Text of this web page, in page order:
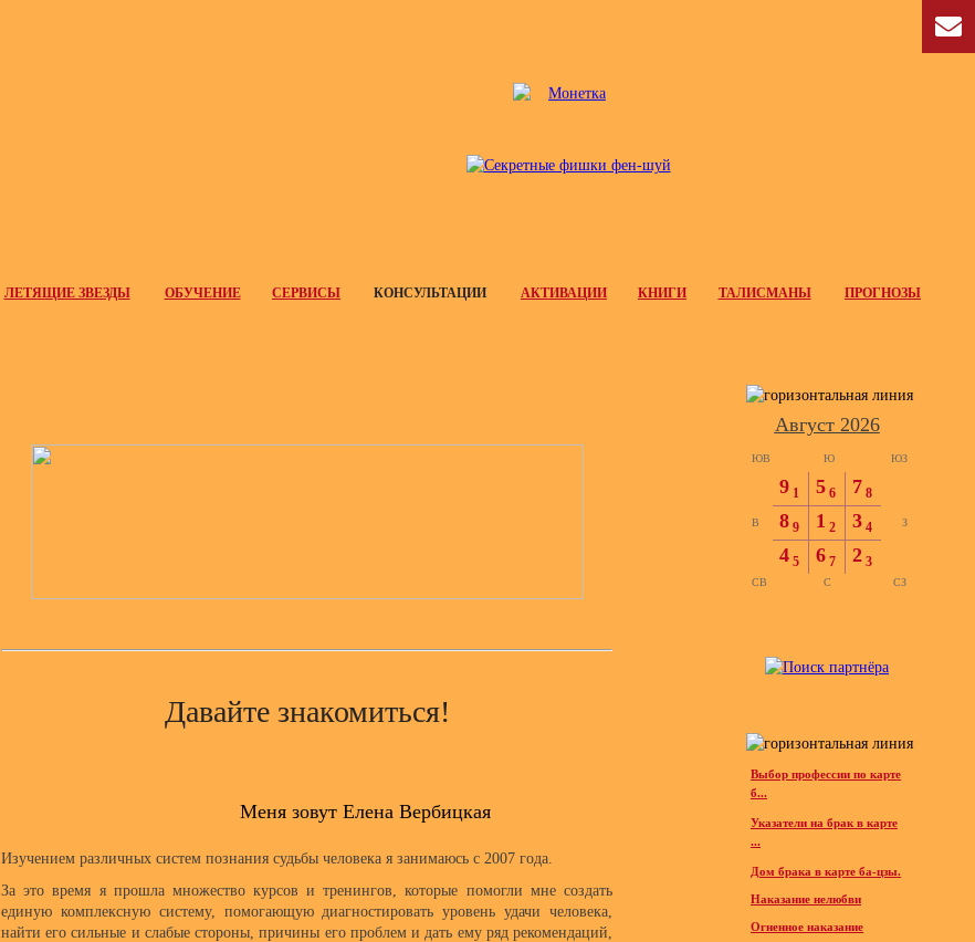
ЛЕТЯЩИЕ ЗВЕЗДЫ ОБУЧЕНИЕ СЕРВИСЫ КОНСУЛЬТАЦИИ АКТИВАЦИИ КНИГИ ТАЛИСМАНЫ ПРОГНОЗЫ
Давайте знакомиться!
Меня зовут Елена Вербицкая
Изучением различных систем познания судьбы человека я занимаюсь с 2007 года.
За это время я прошла множество курсов и тренингов, которые помогли мне создать
единую комплексную систему, помогающую диагностировать уровень удачи человека,
найти его сильные и слабые стороны, причины его проблем и дать ему ряд рекомендаций,
Август 2026
ЮВ
9 1
Ю
5 6
ЮЗ
7 8
В 8 9 1 2 З
3 4
СВ
4 5
С
6 7
СЗ
2 3
Выбор профессии по карте
б...
Указатели на брак в карте
...
Дом брака в карте ба-цзы.
Наказание нелюбви
Огненное наказание